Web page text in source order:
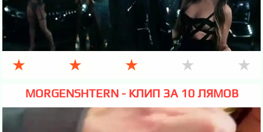
★ ★ ★ ★ ★
MORGENSHTERN - КЛИП ЗА 10 ЛЯМОВ